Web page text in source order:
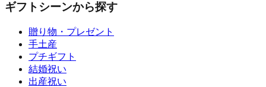
ギフトシーンから探す
贈り物・プレゼント
手土産
プチギフト
結婚祝い
出産祝い